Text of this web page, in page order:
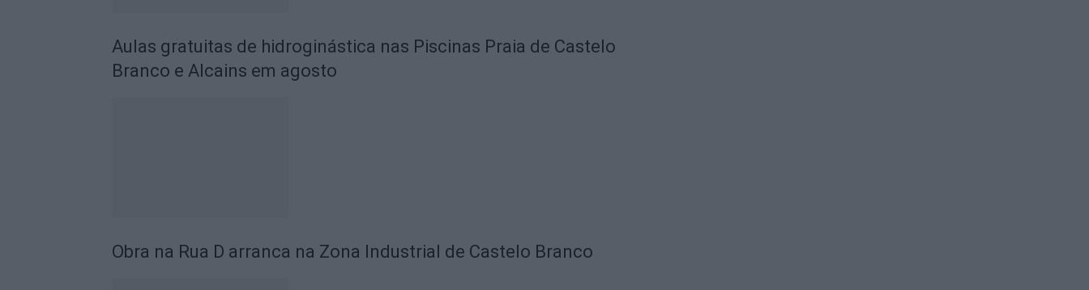
Aulas gratuitas de hidroginástica nas Piscinas Praia de Castelo
Branco e Alcains em agosto
Obra na Rua D arranca na Zona Industrial de Castelo Branco